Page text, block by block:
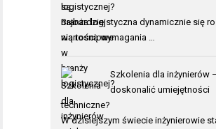
logistycznej?
Branża logistyczna dynamicznie się
nią rosną wymagania …
Szkolenia dla inżynierów
doskonalić umiejętności
techniczne?
W dzisiejszym świecie inżynierowie